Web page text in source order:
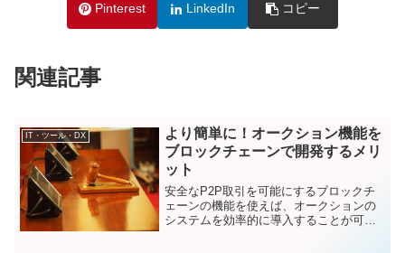
Pinterest LinkedIn コピー
関連記事
IT・ツール・DX
より簡単に！オークション機能を
ブロックチェーンで開発するメリ
ット
安全なP2P取引を可能にするブロックチ
ェーンの機能を使えば、オークションの
システムを効率的に導入することが可能